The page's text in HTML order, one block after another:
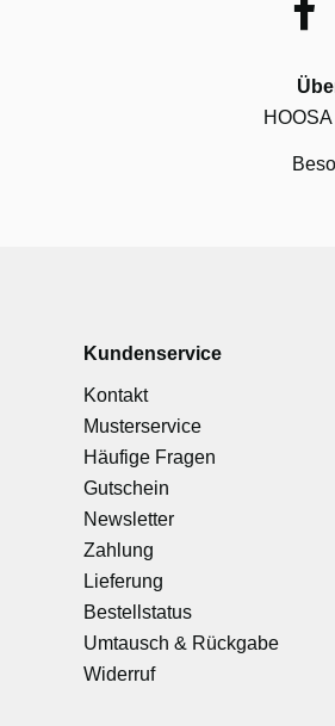
Kundenservice
Kontakt
Musterservice
Häufige Fragen
Gutschein
Newsletter
Zahlung
Lieferung
Bestellstatus
Umtausch & Rückgabe
Widerruf